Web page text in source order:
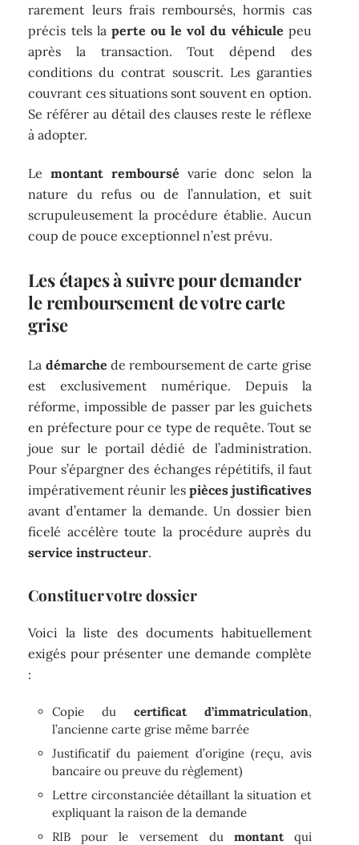
rarement leurs frais remboursés, hormis cas
précis tels la perte ou le vol du véhicule peu
après la transaction. Tout dépend des
conditions du contrat souscrit. Les garanties
couvrant ces situations sont souvent en option.
Se référer au détail des clauses reste le réflexe
à adopter.
Lemontant remboursé varie donc selon la
nature du refus ou de l’annulation, et suit
scrupuleusement la procédure établie. Aucun
coup de pouce exceptionnel n’est prévu.
Les étapes à suivre pour demander
le remboursement de votre carte
grise
La démarche de remboursement de carte grise
est exclusivement numérique. Depuis la
réforme, impossible de passer par les guichets
en préfecture pour ce type de requête. Tout se
joue sur le portail dédié de l’administration.
Pour s’épargner des échanges répétitifs, il faut
impérativement réunir les pièces justificatives
avant d’entamer la demande. Un dossier bien
ficelé accélère toute la procédure auprès du
service instructeur.
Constituer votre dossier
Voici la liste des documents habituellement
exigés pour présenter une demande complète
:
Copie du certificat d’immatriculation,
l’ancienne carte grise même barrée
Justificatif du paiement d’origine (reçu, avis
bancaire ou preuve du règlement)
Lettre circonstanciée détaillant la situation et
expliquant la raison de la demande
RIB pour le versement du montantqui